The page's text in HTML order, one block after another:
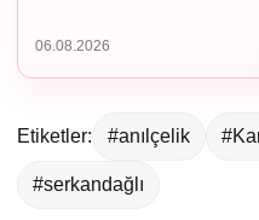
06.08.2026
Etiketler: #anılçelik
#serkandağlı